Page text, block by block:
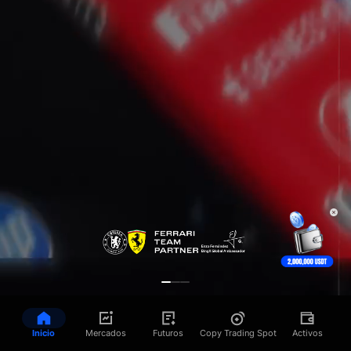
Inicio Mercados Futuros Copy Trading Spot Activos